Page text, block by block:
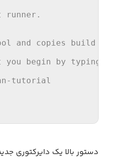
runner.
and
copies build
you begin by typing:
tutorial
دستور بالا یک دایرکتوری